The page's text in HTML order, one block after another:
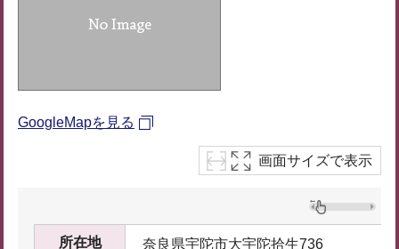
GoogleMapを見る
画面サイズで表示
所在地 奈良県宇陀市大宇陀拾生736